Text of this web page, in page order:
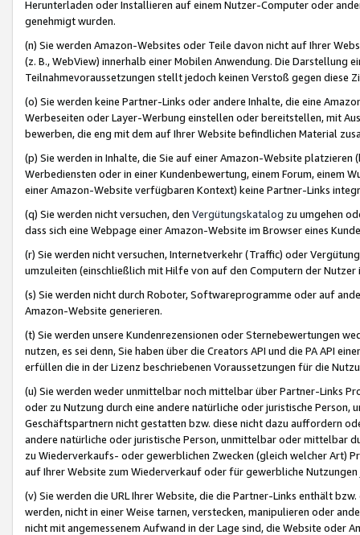
Herunterladen oder Installieren auf einem Nutzer-Computer oder
genehmigt wurden.
(n) Sie werden Amazon-Websites oder Teile davon nicht auf Ihrer
(z. B., WebView) innerhalb einer Mobilen Anwendung. Die Darstellung
Teilnahmevoraussetzungen stellt jedoch keinen Verstoß gegen diese
(o) Sie werden keine Partner-Links oder andere Inhalte, die eine
Werbeseiten oder Layer-Werbung einstellen oder bereitstellen, mit
bewerben, die eng mit dem auf Ihrer Website befindlichen Material
(p) Sie werden in Inhalte, die Sie auf einer Amazon-Website
Werbediensten oder in einer Kundenbewertung, einem Forum, einem
einer Amazon-Website verfügbaren Kontext) keine Partner-Links
(q) Sie werden nicht versuchen, den Vergütungskatalog zu umgehen
dass sich eine Webpage einer Amazon-Website im Browser eines
(r) Sie werden nicht versuchen, Internetverkehr (Traffic) oder
umzuleiten (einschließlich mit Hilfe von auf den Computern der
(s) Sie werden nicht durch Roboter, Softwareprogramme oder auf
Amazon-Website generieren.
(t) Sie werden unsere Kundenrezensionen oder Sternebewertungen
nutzen, es sei denn, Sie haben über die Creators API und die PA API
erfüllen die in der Lizenz beschriebenen Voraussetzungen für die
(u) Sie werden weder unmittelbar noch mittelbar über Partner-Links
oder zu Nutzung durch eine andere natürliche oder juristische
Geschäftspartnern nicht gestatten bzw. diese nicht dazu auffordern
andere natürliche oder juristische Person, unmittelbar oder mittelbar
zu Wiederverkaufs- oder gewerblichen Zwecken (gleich welcher Art)
auf Ihrer Website zum Wiederverkauf oder für gewerbliche
(v) Sie werden die URL Ihrer Website, die die Partner-Links enthält
werden, nicht in einer Weise tarnen, verstecken, manipulieren oder
nicht mit angemessenem Aufwand in der Lage sind, die Website oder